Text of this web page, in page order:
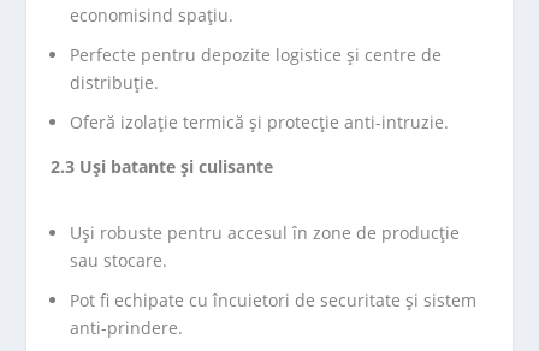
economisind spațiu.
Perfecte pentru depozite logistice și centre de
distribuție.
Oferă izolație termică și protecție anti-intruzie.
2.3 Uși batante și culisante
Uși robuste pentru accesul în zone de producție
sau stocare.
Pot fi echipate cu încuietori de securitate și sistem
anti-prindere.